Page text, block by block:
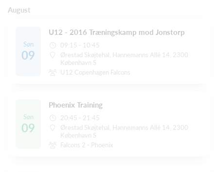
August
Søn
09
U12 - 2016 Træningskamp mod Jonstorp
09:15 - 10:45
Ørestad Skøjtehal, Hannemanns Allé 14, 2300
København S
U12 Copenhagen Falcons
Søn
09
Phoenix Training
20:45 - 21:45
Ørestad Skøjtehal, Hannemanns Allé 14, 2300
København S
Falcons 2 - Phoenix